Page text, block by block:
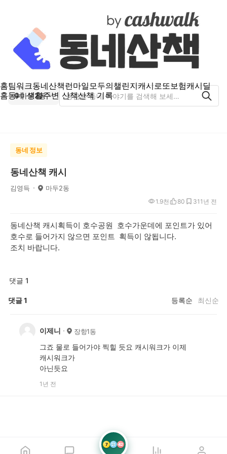
홈팀워크동네산책런마일모두의챌린지캐시로또보험캐시딜
홈동네 생활주변 산책산책 기록
마두2동
동네 정보
동네산책 캐시
김영득 마두2동
1년 전
1.9천 80 31
동네산책 캐시획득이 호수공원 호수가운데에 포인트가 있어
호수로 들어가지 않으면 포인트 획득이 않됩니다.
조치 바랍니다.
댓글 1
댓글1 등록순 최신순
이제니 장항1동
그죠 물로 들어가야 찍힐 듯요 캐시워크가 이제
캐시워크가
아닌듯요
1년 전
7 21 42